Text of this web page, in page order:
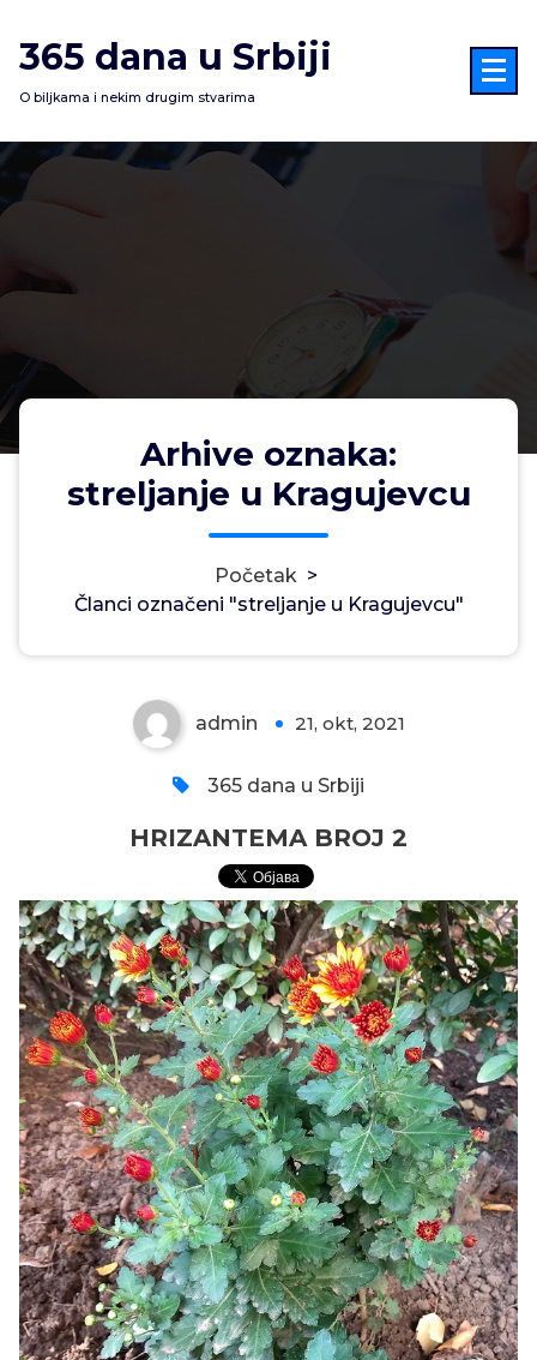
na
sadržaj
365 dana u Srbiji
O biljkama i nekim drugim stvarima
Arhive oznaka:
streljanje u Kragujevcu
Početak >
Članci označeni "streljanje u Kragujevcu"
HRIZANTEMA BROJ 2
admin 21, okt, 2021
365 dana u Srbiji
HRIZANTEMA BROJ 2